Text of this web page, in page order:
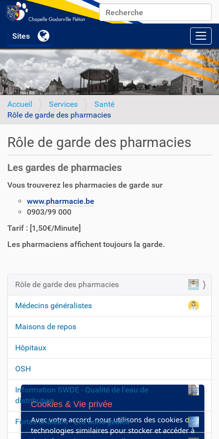
Chercher par
Recherche avancée…
Accueil Services
Santé
Rôle de garde des pharmacies
Rôle de garde des pharmacies
Les gardes de pharmacies
Vous trouverez les pharmacies de garde sur
www.pharmacie.be
0903/99 000
Tarif : [1,50€/Minute]
Les pharmaciens affichent toujours la garde.
N
a
v
i
g
a
t
i
o
n
Rôle de garde des pharmacies
Médecins généralistes
Maisons de repos
Hôpitaux
OSH
Information SWDE - Qualité de l'eau de
distribution
Fortes chaleurs - Les bons gestes
Cookies & Vie privée
Avec votre accord, nous utilisons des cookies ou
technologies similaires pour stocker et accéder à